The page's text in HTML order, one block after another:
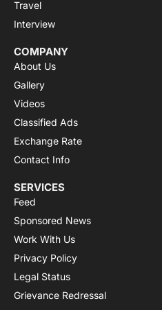
Travel
Interview
COMPANY
About Us
Gallery
Videos
Classified Ads
Exchange Rate
Contact Info
SERVICES
Feed
Sponsored News
Work With Us
Privacy Policy
Legal Status
Grievance Redressal